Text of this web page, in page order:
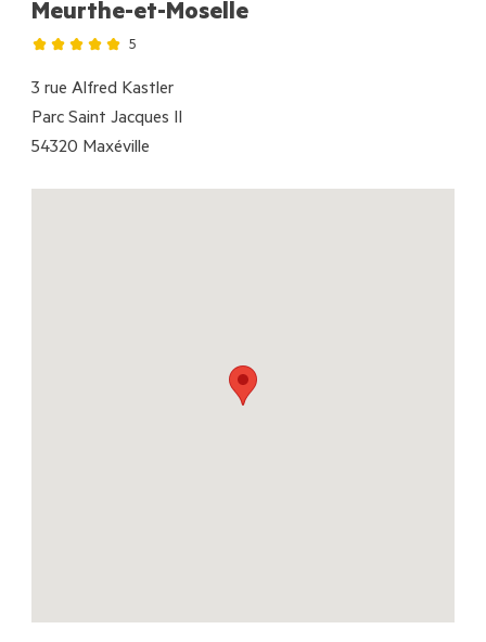
Meurthe-et-Moselle
5
3 rue Alfred Kastler
Parc Saint Jacques II
54320 Maxéville